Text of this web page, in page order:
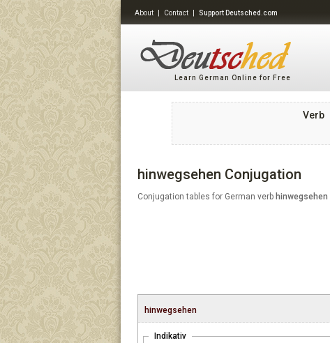
About| Contact| Support Deutsched.com
Learn German Online for Free
Verb
hinwegsehen Conjugation
Conjugation tables for German verb hinwegsehen
hinwegsehen
Indikativ